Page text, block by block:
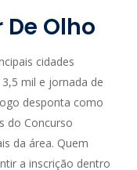
De Olho
cidades
mil e jornada de
desponta como
do Concurso
da área. Quem
a inscrição dentro